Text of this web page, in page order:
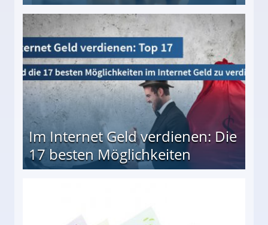
besten Möglichkeiten
Im Internet Geld verdienen: Die
17 besten Möglichkeiten